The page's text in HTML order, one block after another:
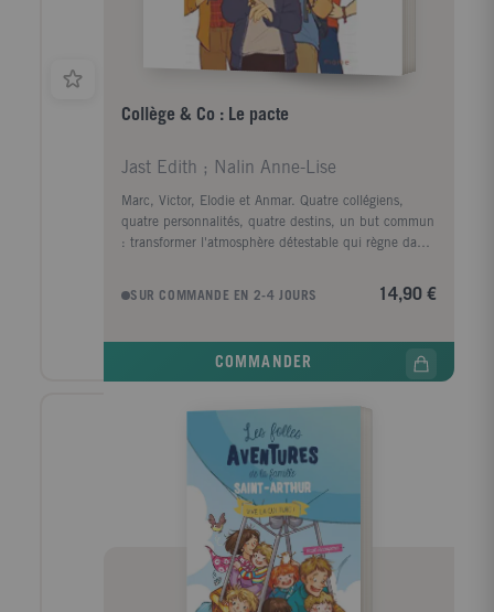
Collège & Co : Le pacte
Jast Edith ; Nalin Anne-Lise
Marc, Victor, Elodie et Anmar. Quatre collégiens,
quatre personnalités, quatre destins, un but commun
: transformer l'atmosphère détestable qui règne dans
d'élèves sur les réseaux sociaux. Tel est l'idéal qui
rapproche ces quatre ados, pourtant bien différents :
est un garçon timide, arrive fraîchement de banlieue
d'eux, Elodie est une ado à la vie difficile, élevée par
une mère seule et quasi sans ressources ; Victor, très
mature pour son âge, vient d'une famille athée mais
profondément humaniste. Attachants, surprenants,
maladroits mais apprenant à se remettre en question,
ces quatre jeunes sont prêts à tout pour parvenir à
leur but : semer autour d'eux la joie de vivre. Le tome
1 raconte leur rencontre, les débuts de leur amitié et
la constitution progressive de leur " groupe ". Ils y
vivent leurs premières " missions ", avec leur lot de
SUR COMMANDE EN 2-4 JOURS 14,90 €
COMMANDER